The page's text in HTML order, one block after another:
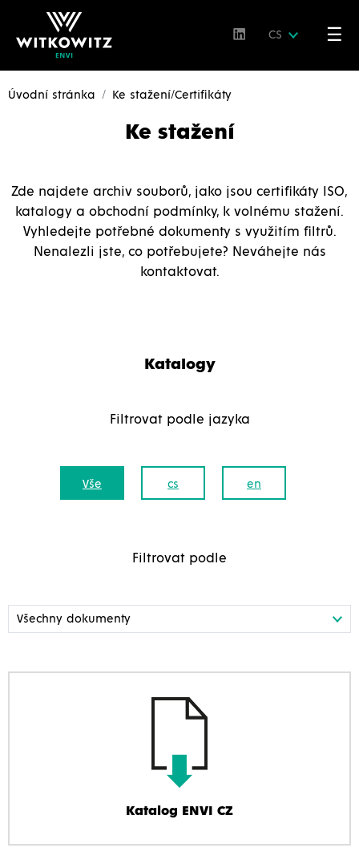
CS ☰
Úvodní stránka Ke stažení/Certifikáty
Ke stažení
Zde najdete archiv souborů, jako jsou certifikáty ISO,
katalogy a obchodní podmínky, k volnému stažení.
Vyhledejte potřebné dokumenty s využitím filtrů.
Nenalezli jste, co potřebujete? Neváhejte nás
kontaktovat.
Katalogy
Filtrovat podle jazyka
Vše cs en
Filtrovat podle
Katalog ENVI CZ